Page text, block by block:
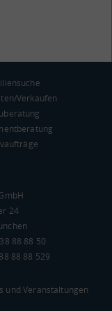
Verkaufen
24
88 88 50
88 88 529
und Veranstaltungen